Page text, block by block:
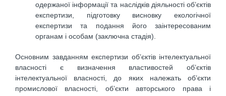
одержаної інформації та наслідків діяльності об’єктів
експертизи, підготовку висновку екологічної
експертизи та подання його заінтересованим
органам і особам (заключна стадія).
Основним завданням експертизи об’єктів інтелектуальної
власності є визначення властивостей об’єктів
інтелектуальної власності, до яких належать об’єкти
промислової власності, об’єкти авторського права і